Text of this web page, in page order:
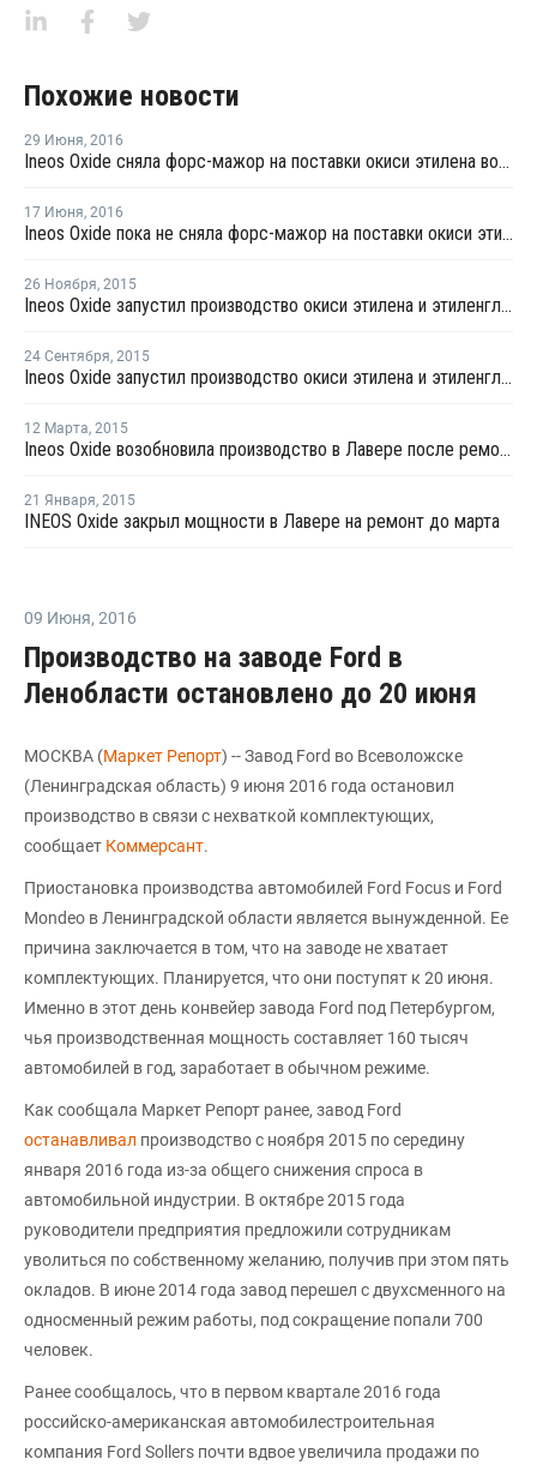
Похожие новости
29 Июня, 2016
Ineos Oxide сняла форс-мажор на поставки окиси этилена во французской Лавере
17 Июня, 2016
Ineos Oxide пока не сняла форс-мажор на поставки окиси этилена во французской Лавере
26 Ноября, 2015
Ineos Oxide запустил производство окиси этилена и этиленгликоля в Германии
24 Сентября, 2015
Ineos Oxide запустил производство окиси этилена и этиленгликоля в Германии
12 Марта, 2015
Ineos Oxide возобновила производство в Лавере после ремонта
21 Января, 2015
INEOS Oxide закрыл мощности в Лавере на ремонт до марта
09 Июня, 2016
Производство на заводе Ford в
Ленобласти остановлено до 20 июня
МОСКВА (Маркет Репорт) -- Завод Ford во Всеволожске
(Ленинградская область) 9 июня 2016 года остановил
производство в связи с нехваткой комплектующих,
сообщает Коммерсант.
Приостановка производства автомобилей Ford Focus и Ford
Mondeo в Ленинградской области является вынужденной. Ее
причина заключается в том, что на заводе не хватает
комплектующих. Планируется, что они поступят к 20 июня.
Именно в этот день конвейер завода Ford под Петербургом,
чья производственная мощность составляет 160 тысяч
автомобилей в год, заработает в обычном режиме.
Как сообщала Маркет Репорт ранее, завод Ford
останавливал производство с ноября 2015 по середину
января 2016 года из-за общего снижения спроса в
автомобильной индустрии. В октябре 2015 года
руководители предприятия предложили сотрудникам
уволиться по собственному желанию, получив при этом пять
окладов. В июне 2014 года завод перешел с двухсменного на
односменный режим работы, под сокращение попали 700
человек.
Ранее сообщалось, что в первом квартале 2016 года
российско-американская автомобилестроительная
компания Ford Sollers почти вдвое увеличила продажи по